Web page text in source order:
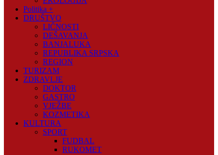
Politika +
DRUŠTVO
LIČNOSTI
DEŠAVANJA
BANJALUKA
REPUBLIKA SRPSKA
REGION
TURIZAM
ZDRAVLJE
DOKTOR
GASTRO
VJEŽBE
KOZMETIKA
KULTURA
SPORT
FUDBAL
RUKOMET